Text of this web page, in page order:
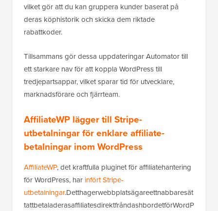
vilket gör att du kan gruppera kunder baserat på
deras köphistorik och skicka dem riktade
rabattkoder.
Tillsammans gör dessa uppdateringar Automator till
ett starkare nav för att koppla WordPress till
tredjepartsappar, vilket sparar tid för utvecklare,
marknadsförare och fjärrteam.
AffiliateWP lägger till Stripe-
utbetalningar för enklare affiliate-
betalningar inom WordPress
AffiliateWP, det kraftfulla pluginet för affiliatehantering
för WordPress, har infört Stripe-
utbetalningar.Detthagerwebbplatsägareettnabbaresät
tattbetaladerasaffiliatesdirektfråndashbordetförWordP